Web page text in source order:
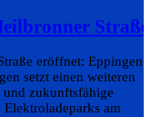
Straße
eröffnet: Eppingen
setzt einen weiteren
zukunftsfähige
am